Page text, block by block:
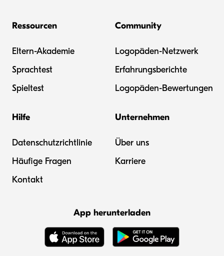
Ressourcen
Eltern-Akademie
Sprachtest
Spieltest
Community
Logopäden-Netzwerk
Erfahrungsberichte
Logopäden-Bewertungen
Hilfe
Datenschutzrichtlinie
Häufige Fragen
Kontakt
Unternehmen
Über uns
Karriere
App herunterladen